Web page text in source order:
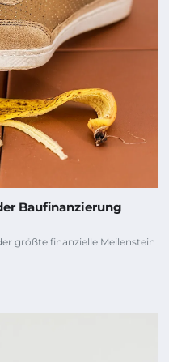
Baufinanzierung
größte finanzielle Meilenstein